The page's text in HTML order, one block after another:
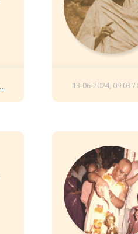
13-06-2024, 09:03 /